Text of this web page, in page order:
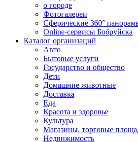
о городе
Фотогалереи
Сферические 360°
Online-сервисы Бобруйска
Каталог организаций
Авто
Бытовые услуги
Государство и общество
Дети
Домашние животные
Доставка
Еда
Красота и здоровье
Культура
Магазины, торговые
Недвижимость